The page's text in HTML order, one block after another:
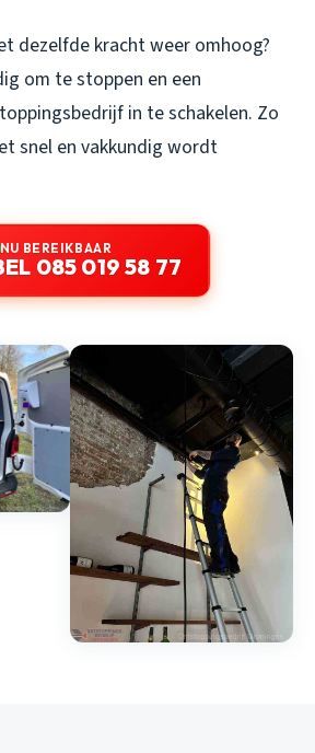
dezelfde kracht weer omhoog?
om te stoppen en een
in te schakelen. Zo
snel en vakkundig wordt
NU BEREIKBAAR
085 019 58 77